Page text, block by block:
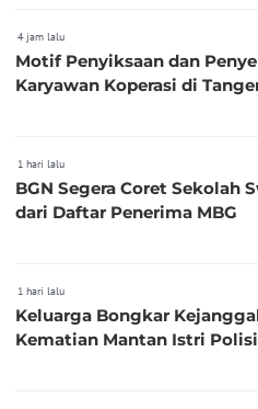
4 jam lalu
Motif Penyiksaan dan
Karyawan Koperasi di
1 hari lalu
BGN Segera Coret Sekolah
dari Daftar Penerima MBG
1 hari lalu
Keluarga Bongkar
Kematian Mantan Istri